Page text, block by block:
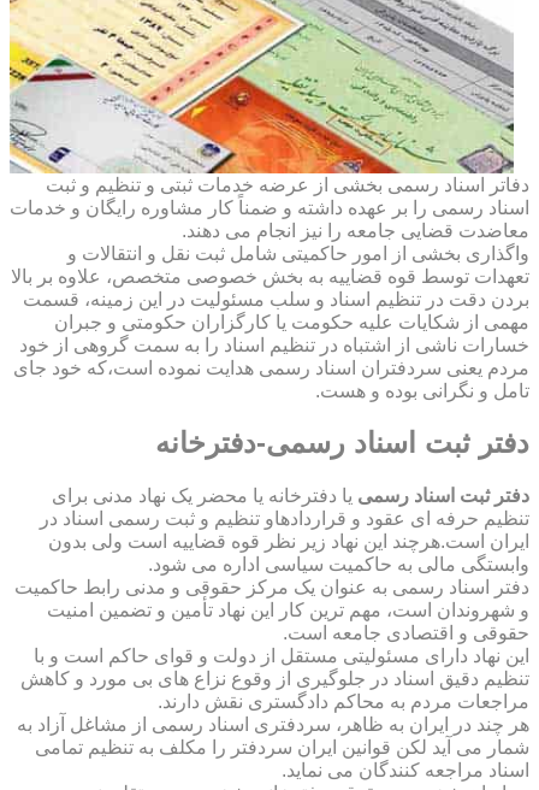
دفاتر اسناد رسمی بخشی از عرضه خدمات ثبتی و تنظیم و ثبت
اسناد رسمی را بر عهده داشته و ضمناً کار مشاوره رایگان و خدمات
معاضدت قضایی جامعه را نیز انجام می دهند.
واگذاری بخشی از امور حاکمیتی شامل ثبت نقل و انتقالات و
تعهدات توسط قوه قضاییه به بخش خصوصی متخصص، علاوه بر بالا
بردن دقت در تنظیم اسناد و سلب مسئولیت در این زمینه، قسمت
مهمی از شکایات علیه حکومت یا کارگزاران حکومتی و جبران
خسارات ناشی از اشتباه در تنظیم اسناد را به سمت گروهی از خود
مردم یعنی سردفتران اسناد رسمی هدایت نموده است،که خود جای
تامل و نگرانی بوده و هست.
دفتر ثبت اسناد رسمی-دفترخانه
دفتر ثبت اسناد رسمی یا دفترخانه یا محضر یک نهاد مدنی برای
تنظیم حرفه ای عقود و قراردادهاو تنظیم و ثبت رسمی اسناد در
ایران است.هرچند این نهاد زیر نظر قوه قضاییه است ولی بدون
وابستگی مالی به حاکمیت سیاسی اداره می شود.
دفتر اسناد رسمی به عنوان یک مرکز حقوقی و مدنی رابط حاکمیت
و شهروندان است، مهم ترین کار این نهاد تأمین و تضمین امنیت
حقوقی و اقتصادی جامعه است.
این نهاد دارای مسئولیتی مستقل از دولت و قوای حاکم است و با
تنظیم دقیق اسناد در جلوگیری از وقوع نزاع های بی مورد و کاهش
مراجعات مردم به محاکم دادگستری نقش دارند.
هر چند در ایران به ظاهر، سردفتری اسناد رسمی از مشاغل آزاد به
شمار می آید لکن قوانین ایران سردفتر را مکلف به تنظیم تمامی
اسناد مراجعه کنندگان می نماید.